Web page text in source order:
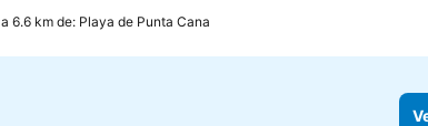
a 6.6 km de: Playa de Punta Cana